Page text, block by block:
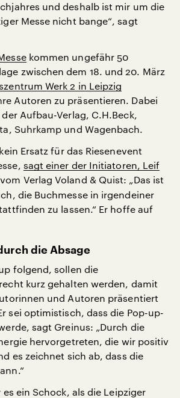
und deshalb ist mir um die
Messe nicht bange“, sagt
kommen ungefähr 50
zwischen dem 18. und 20. März
Werk 2 in Leipzig
Autoren zu präsentieren. Dabei
Aufbau-Verlag, C.H.Beck,
Suhrkamp und Wagenbach.
Ersatz für das Riesenevent
sagt einer der Initiatoren, Leif
vom Verlag Voland & Quist: „Das ist
die Buchmesse in irgendeiner
zu lassen.“ Er hoffe auf
die Absage
folgend, sollen die
kurz gehalten werden, damit
und Autoren präsentiert
sei optimistisch, dass die Pop-up-
sagt Greinus: „Durch die
hervorgetreten, die wir positiv
es zeichnet sich ab, dass die
ein Schock, als die Leipziger